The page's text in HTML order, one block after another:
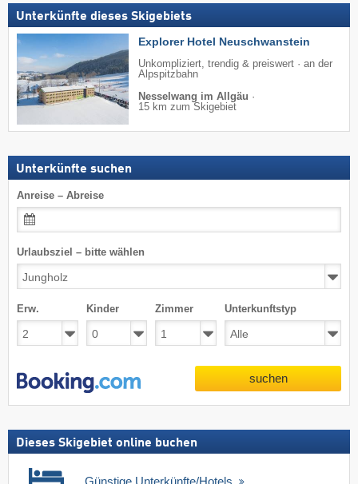
Unterkünfte dieses Skigebiets
Explorer Hotel Neuschwanstein
Unkompliziert, trendig & preiswert · an der
Alpspitzbahn
Nesselwang im Allgäu ·
15 km zum Skigebiet
Unterkünfte suchen
Anreise – Abreise
Urlaubsziel – bitte wählen
Erw. Kinder Zimmer Unterkunftstyp
suchen
Dieses Skigebiet online buchen
Günstige Unterkünfte/Hotels